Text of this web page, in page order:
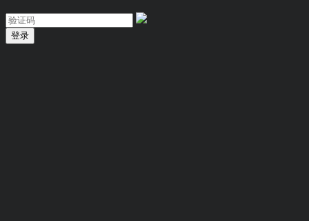
登录